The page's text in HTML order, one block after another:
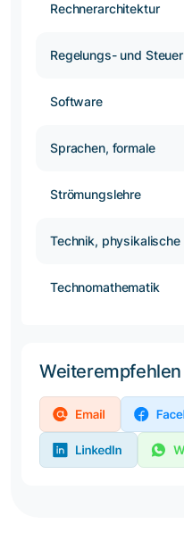
Rechnerarchitektur
Regelungs- und
Software
Sprachen, formale
Strömungslehre
Technik, physikalische
Technomathematik
Weiterempfehlen